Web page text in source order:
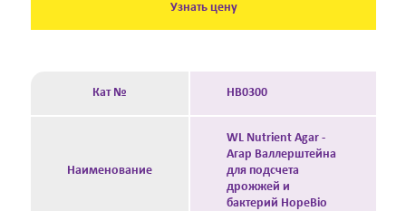
Узнать цену
Кат № HB0300
Наименование
WL Nutrient Agar -
Агар Валлерштейна
для подсчета
дрожжей и
бактерий HopeBio